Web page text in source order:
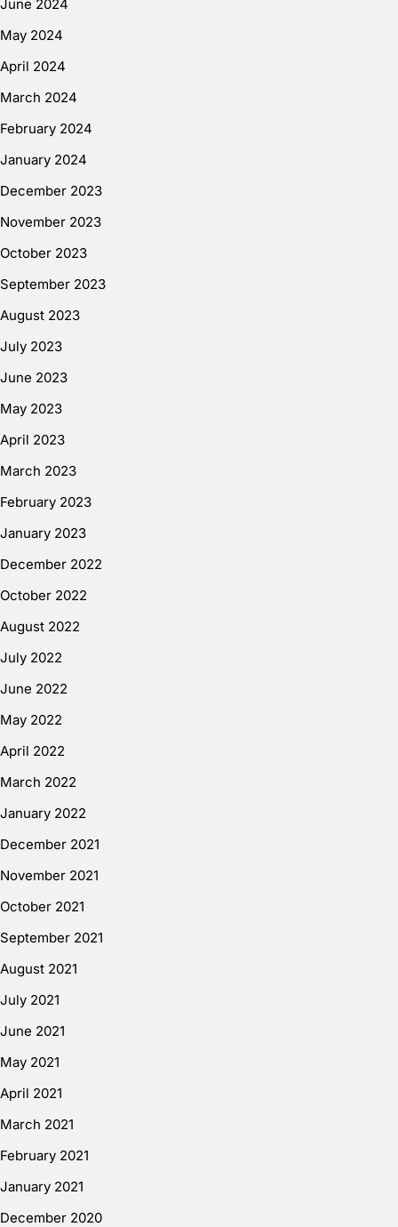
June 2024
May 2024
April 2024
March 2024
February 2024
January 2024
December 2023
November 2023
October 2023
September 2023
August 2023
July 2023
June 2023
May 2023
April 2023
March 2023
February 2023
January 2023
December 2022
October 2022
August 2022
July 2022
June 2022
May 2022
April 2022
March 2022
January 2022
December 2021
November 2021
October 2021
September 2021
August 2021
July 2021
June 2021
May 2021
April 2021
March 2021
February 2021
January 2021
December 2020